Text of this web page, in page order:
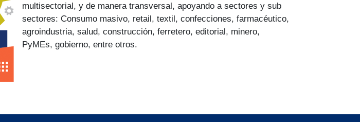
multisectorial, y de manera transversal, apoyando a sectores y sub
sectores: Consumo masivo, retail, textil, confecciones, farmacéutico,
agroindustria, salud, construcción, ferretero, editorial, minero,
PyMEs, gobierno, entre otros.